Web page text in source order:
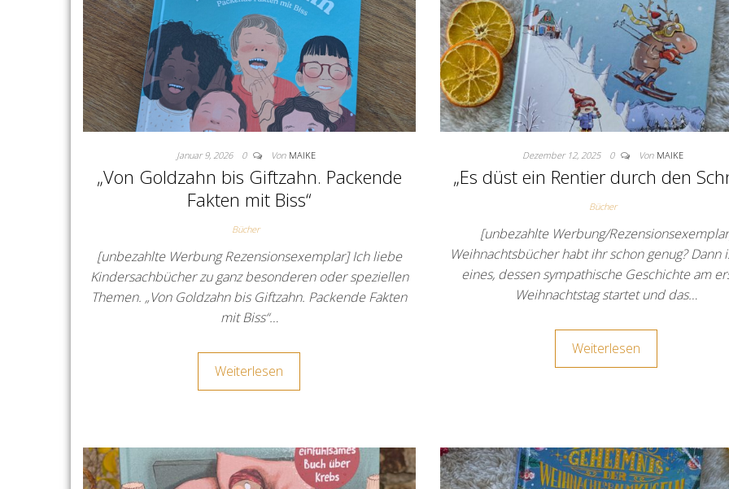
Januar 9, 2026 0 Von MAIKE
„Von Goldzahn bis Giftzahn. Packende
Fakten mit Biss“
Bücher
[unbezahlte Werbung Rezensionsexemplar] Ich liebe
Kindersachbücher zu ganz besonderen oder speziellen
Themen. „Von Goldzahn bis Giftzahn. Packende Fakten
mit Biss“…
Weiterlesen
Dezember 12, 2025 0 Von MAIKE
„Es düst ein Rentier durch den
Bücher
[unbezahlte Werbung/
Weihnachtsbücher habt ihr schon genug? Dann
eines, dessen sympathische Geschichte am
Weihnachtstag startet und das…
Weiterlesen